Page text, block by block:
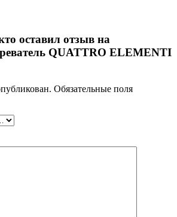
оставил отзыв на
QUATTRO ELEMENTI
Обязательные поля